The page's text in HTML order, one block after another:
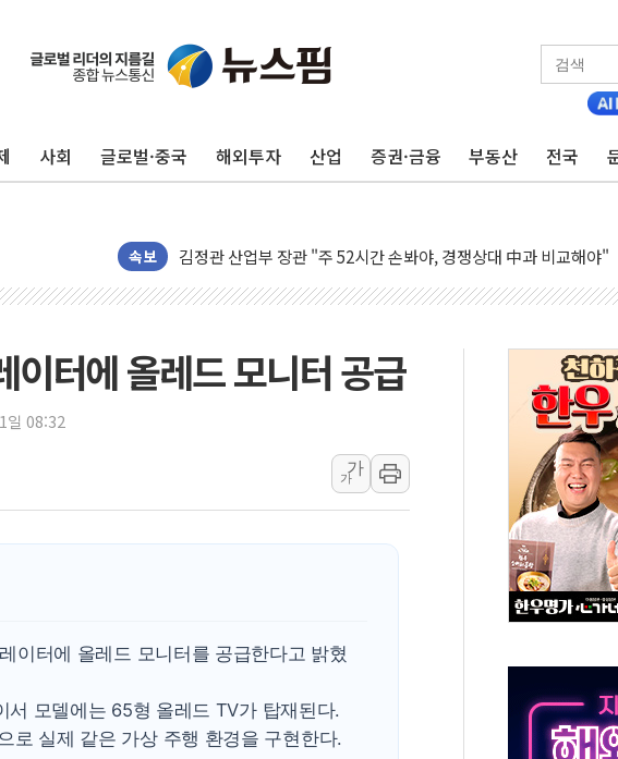
사회 글로벌·중국 해외투자 산업 증권·금융 부동산 전국
속보
'월가의 황제' 다이먼 "금융시장 레버리지 위험수위…숨은 차입이
양주 섬유염색공장서 화재 1명 중상…대응 1단계 진압 중
해군 1함대 창설 80주년…지역과 함께하는 '선봉'의 대민 봉사
[3보] 북, 원산서 동해로 단거리 탄도미사일 1발 발사… 올해 10번
동해해경, 독도 해상서 부유물 감긴 어선 구조
주한미군 "오산기지 누출, 백린 아닌 무해한 표면 부식 물질"
구미 폐염산처리업체서 불 2시간30여분만에 진화...외국인 노동
해군과 함께하는 '불금전파, 송정' 시즌2
강원도 폭염특보 11일째…온열질환·가축 피해 최소화 '총력 대응'
[코인 시황] 비트코인, ETF 자금 유입에도 박스권…美 암호화폐
[르포] 39도 폭염 속 잠실 개표소 시위 '62일째'..."대부분 여기서
강원·전라권 폭염중대경보 확대…온열질환자 2665명·사망 23명
빚투·레버리지 줄었지만, 반도체 두 종목에 코스피 '휘청'
[2보] 북한, 원산서 동해상 단거리 탄도미사일 발사
종로·중구 오피스 78%가 준공 10년 이상…리뉴얼이 경쟁력 가른
법원, '관저 이전 봐주기 감사' 유병호 구속적부심 기각
이터에 올레드 모니터 공급
일 08:32
가
가
이터에 올레드 모니터를 공급한다고 밝혔
모델에는 65형 올레드 TV가 탑재된다.
로 실제 같은 가상 주행 환경을 구현한다.